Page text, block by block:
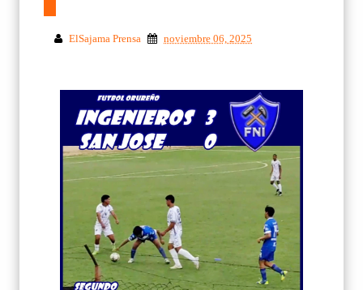
ElSajama Prensa noviembre 06, 2025